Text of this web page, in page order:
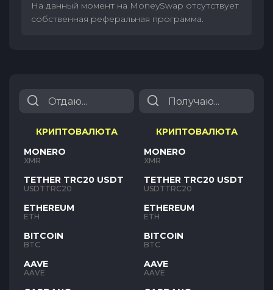
На данный момент на MoneySwap отсутствует
собственная реферальная программа.
КРИПТОВАЛЮТА
MONERO
XMR
TETHER TRC20 USDT
USDTTRC20
ETHEREUM
ETH
BITCOIN
BTC
AAVE
AAVE
КРИПТОВАЛЮТА
MONERO
XMR
TETHER TRC20 USDT
USDTTRC20
ETHEREUM
ETH
BITCOIN
BTC
AAVE
AAVE